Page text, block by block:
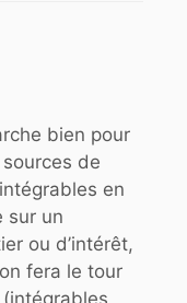
bien pour
de
en
sur un
ou d’intérêt,
fera le tour